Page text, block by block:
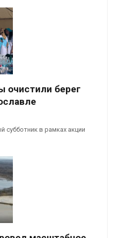
очистили берег
субботник в рамках акции